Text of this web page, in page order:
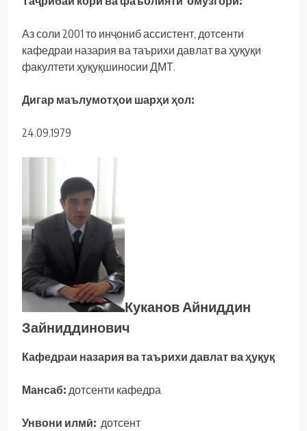
Аз соли 2001 то инҷониб ассистент, дотсенти
кафедраи назария ва таърихи давлат ва ҳуқуқи
факултети ҳуқуқшиносии ДМТ.
Дигар маълумотҳои шарҳи ҳол:
24.09.1979
Куканов Айниддин
Зайниддинович
Кафедраи назария ва таърихи давлат ва ҳуқуқ
Мансаб: дотсенти кафедра
Унвони илмӣ: дотсент